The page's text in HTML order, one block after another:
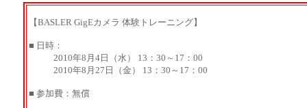
【BASLER GigEカメラ 体験トレーニング】
■ 日時：
2010年8月4日（水） 13：30～17：00
2010年8月27日（金） 13：30～17：00
■ 参加費：無償